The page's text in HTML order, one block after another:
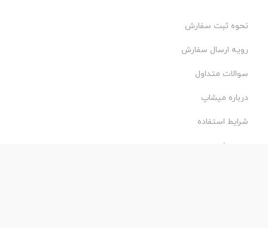
نحوه ثبت سفارش
رویه ارسال سفارش
سوالات متداول
درباره میشاپ
شرایط استفاده
حریم خصوصی